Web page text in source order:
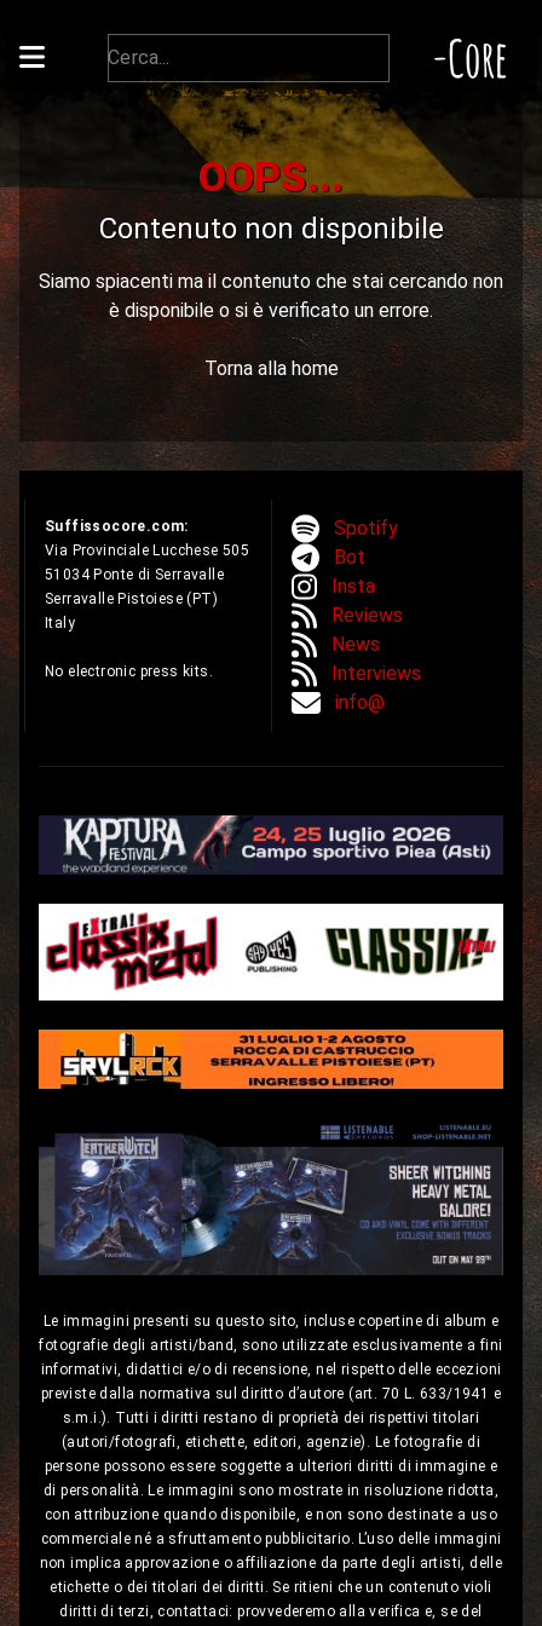
-Core
OOPS...
Contenuto non disponibile
Siamo spiacenti ma il contenuto che stai cercando non
è disponibile o si è verificato un errore.
Torna alla home
Suffissocore.com:
Via Provinciale Lucchese 505
51034 Ponte di Serravalle
Serravalle Pistoiese (PT)
Italy
No electronic press kits.
Spotify
Bot
Insta
Reviews
News
Interviews
info@
Le immagini presenti su questo sito, incluse copertine di album e
fotografie degli artisti/band, sono utilizzate esclusivamente a fini
informativi, didattici e/o di recensione, nel rispetto delle eccezioni
previste dalla normativa sul diritto d’autore (art. 70 L. 633/1941 e
s.m.i.). Tutti i diritti restano di proprietà dei rispettivi titolari
(autori/fotografi, etichette, editori, agenzie). Le fotografie di
persone possono essere soggette a ulteriori diritti di immagine e
di personalità. Le immagini sono mostrate in risoluzione ridotta,
con attribuzione quando disponibile, e non sono destinate a uso
commerciale né a sfruttamento pubblicitario. L’uso delle immagini
non implica approvazione o affiliazione da parte degli artisti, delle
etichette o dei titolari dei diritti. Se ritieni che un contenuto violi
diritti di terzi, contattaci: provvederemo alla verifica e, se del